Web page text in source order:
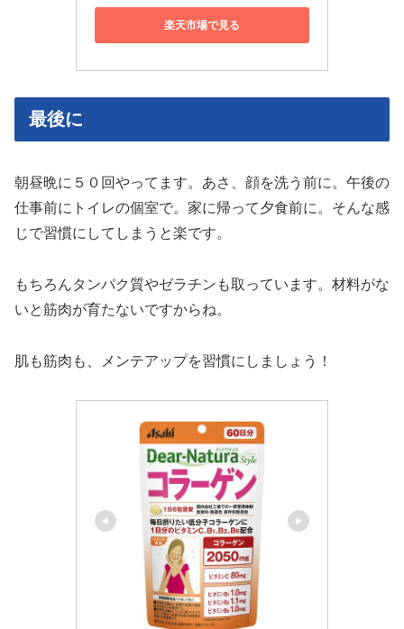
楽天市場で見る
最後に
朝昼晩に５０回やってます。あさ、顔を洗う前に。午後の
仕事前にトイレの個室で。家に帰って夕食前に。そんな感
じで習慣にしてしまうと楽です。
もちろんタンパク質やゼラチンも取っています。材料がな
いと筋肉が育たないですからね。
肌も筋肉も、メンテアップを習慣にしましょう！